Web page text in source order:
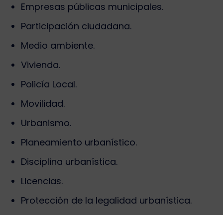
Empresas públicas municipales.
Participación ciudadana.
Medio ambiente.
Vivienda.
Policía Local.
Movilidad.
Urbanismo.
Planeamiento urbanístico.
Disciplina urbanística.
Licencias.
Protección de la legalidad urbanística.